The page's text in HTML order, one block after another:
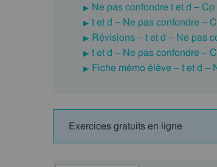
Ne pas confondre t et d –
t et d – Ne pas confondre –
Révisions – t et d – Ne pas
t et d – Ne pas confondre –
Fiche mémo élève – t et d –
Exercices gratuits en ligne